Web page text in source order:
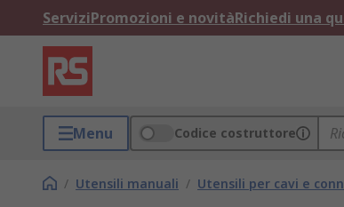
ServiziPromozioni e novitàRichiedi una
Menu Codice costruttore
/ Utensili manuali / Utensili per cavi e